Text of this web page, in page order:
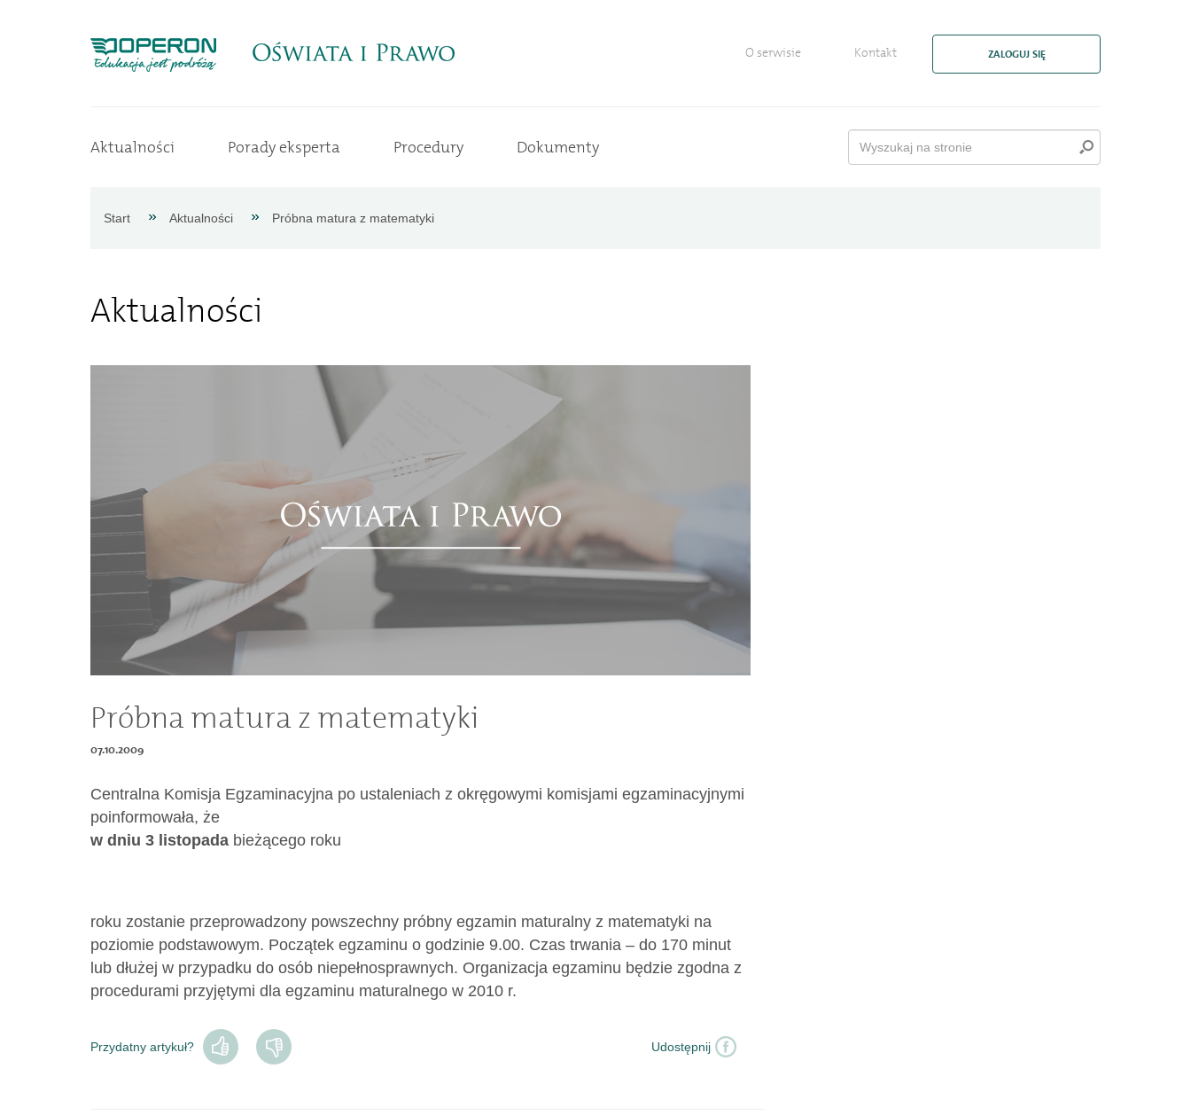
Aktualności
Procedury
O serwisie Kontakt ZALOGUJ SIĘ
Aktualności Porady eksperta Procedury Dokumenty
Start Aktualności Próbna matura z matematyki
Aktualności
Próbna matura z matematyki
07.10.2009
Centralna Komisja Egzaminacyjna po ustaleniach z okręgowymi komisjami egzaminacyjnymi
poinformowała, że
w dniu 3 listopada bieżącego roku
roku zostanie przeprowadzony powszechny próbny egzamin maturalny z matematyki na
poziomie podstawowym. Początek egzaminu o godzinie 9.00. Czas trwania – do 170 minut
lub dłużej w przypadku do osób niepełnosprawnych. Organizacja egzaminu będzie zgodna z
procedurami przyjętymi dla egzaminu maturalnego w 2010 r.
Przydatny artykuł? Udostępnij